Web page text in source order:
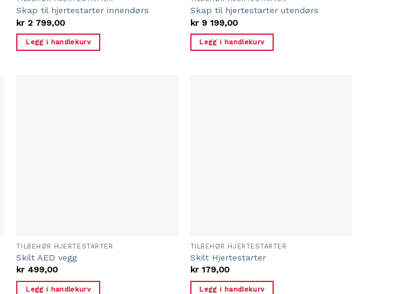
Skap til hjertestarter innendørs
kr 2 799,00
Legg i handlekurv
Skap til hjertestarter utendørs
kr9 199,00
Legg i handlekurv
TILBEHØR HJERTESTARTER
Skilt AED vegg
kr 499,00
Legg i handlekurv
TILBEHØR HJERTESTARTER
Skilt Hjertestarter
kr179,00
Legg i handlekurv